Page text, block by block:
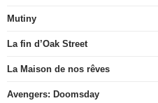
Mutiny
La fin d’Oak Street
La Maison de nos rêves
Avengers: Doomsday